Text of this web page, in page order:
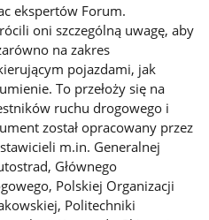
ekspertów Forum.
oni szczególną uwagę, aby
na zakres
pojazdami, jak
To przełoży się na
ruchu drogowego i
został opracowany przez
m.in. Generalnej
Głównego
Polskiej Organizacji
Politechniki